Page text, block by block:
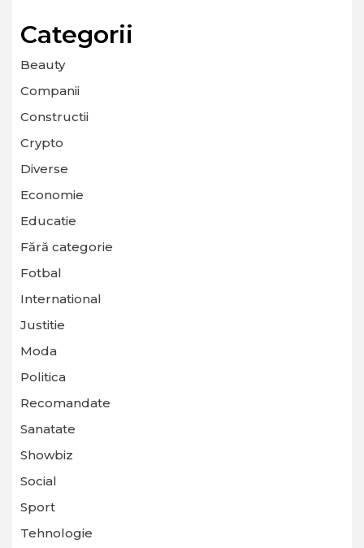
Categorii
Beauty
Companii
Constructii
Crypto
Diverse
Economie
Educatie
Fără categorie
Fotbal
International
Justitie
Moda
Politica
Recomandate
Sanatate
Showbiz
Social
Sport
Tehnologie